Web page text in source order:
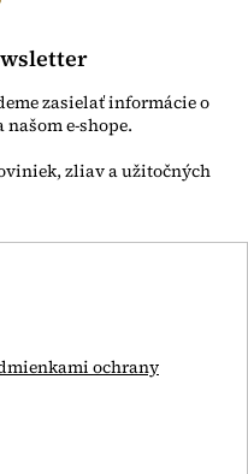
zasielať informácie o
e-shope.
ochrany